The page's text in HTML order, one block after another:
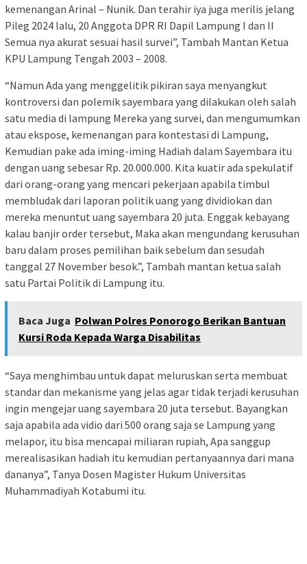
kemenangan Arinal – Nunik. Dan terahir iya juga merilis jelang
Pileg 2024 lalu, 20 Anggota DPR RI Dapil Lampung I dan II
Semua nya akurat sesuai hasil survei”, Tambah Mantan Ketua
KPU Lampung Tengah 2003 – 2008.
“Namun Ada yang menggelitik pikiran saya menyangkut
kontroversi dan polemik sayembara yang dilakukan oleh salah
satu media di lampung Mereka yang survei, dan mengumumkan
atau ekspose, kemenangan para kontestasi di Lampung,
Kemudian pake ada iming-iming Hadiah dalam Sayembara itu
dengan uang sebesar Rp. 20.000.000. Kita kuatir ada spekulatif
dari orang-orang yang mencari pekerjaan apabila timbul
membludak dari laporan politik uang yang dividiokan dan
mereka menuntut uang sayembara 20 juta. Enggak kebayang
kalau banjir order tersebut, Maka akan mengundang kerusuhan
baru dalam proses pemilihan baik sebelum dan sesudah
tanggal 27 November besok.”, Tambah mantan ketua salah
satu Partai Politik di Lampung itu.
Baca Juga Polwan Polres Ponorogo Berikan Bantuan
Kursi Roda Kepada Warga Disabilitas
“Saya menghimbau untuk dapat meluruskan serta membuat
standar dan mekanisme yang jelas agar tidak terjadi kerusuhan
ingin mengejar uang sayembara 20 juta tersebut. Bayangkan
saja apabila ada vidio dari 500 orang saja se Lampung yang
melapor, itu bisa mencapai miliaran rupiah, Apa sanggup
merealisasikan hadiah itu kemudian pertanyaannya dari mana
dananya”, Tanya Dosen Magister Hukum Universitas
Muhammadiyah Kotabumi itu.